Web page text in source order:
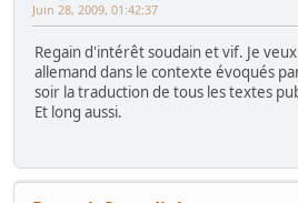
Juin 28, 2009, 01:42:37
Regain d'intérêt soudain et vif. Je
allemand dans le contexte évoqués
soir la traduction de tous les textes
Et long aussi.